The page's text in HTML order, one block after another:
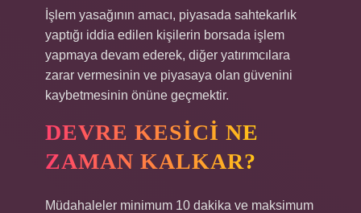
İşlem yasağının amacı, piyasada sahtekarlık
yaptığı iddia edilen kişilerin borsada işlem
yapmaya devam ederek, diğer yatırımcılara
zarar vermesinin ve piyasaya olan güvenini
kaybetmesinin önüne geçmektir.
DEVRE KESICI NE
ZAMAN KALKAR?
Müdahaleler minimum 10 dakika ve maksimum